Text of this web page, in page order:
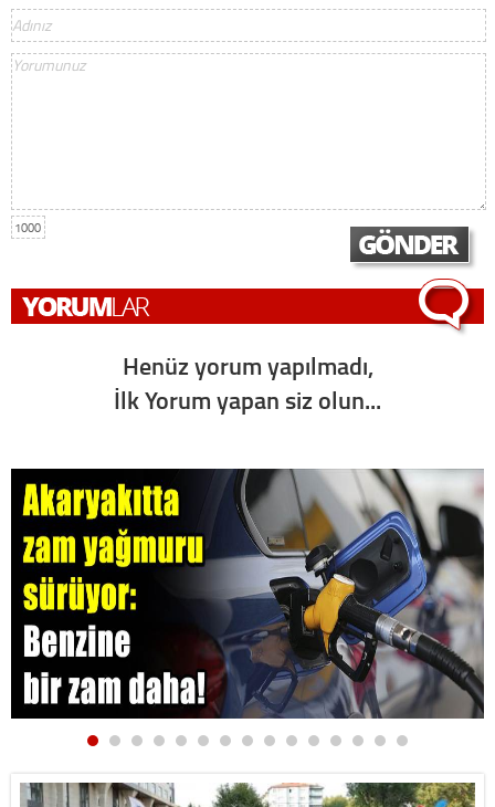
1000
Henüz yorum yapılmadı,
İlk Yorum yapan siz olun...